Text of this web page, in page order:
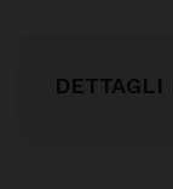
DETTAGLI